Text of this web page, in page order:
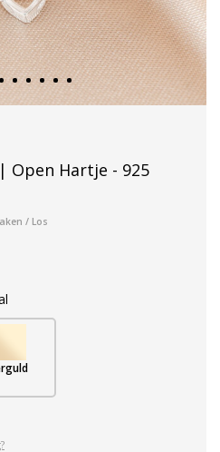
Hartje - 925
/ Los